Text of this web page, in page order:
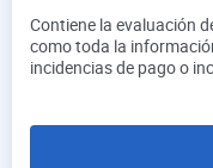
Contiene la evaluación
como toda la
incidencias de pago o